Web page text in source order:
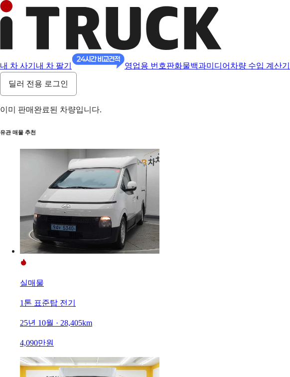
내 차 사기 내 차 팔기 영업용 번호판화물백과미디어 차량 수입 계산기
딜러 전용 로그인
이미 판매완료된 차량입니다.
유관 매물 추천
실매물
1톤 표준탑 전기
25년 10월 · 28,405km
4,090만원